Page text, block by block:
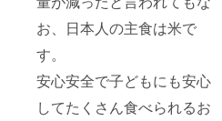
お、日本人の主食は米で
す。
安心安全で子どもにも安心
してたくさん食べられるお